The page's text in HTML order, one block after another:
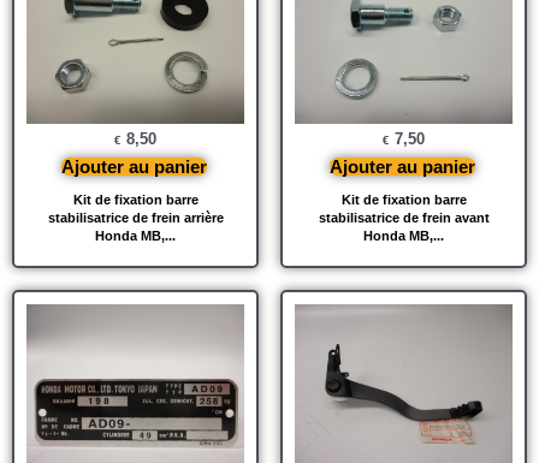
Kit de fixation barre
stabilisatrice de frein arrière
Honda MB,...
€ 8,50
Ajouter au panier
Kit de fixation barre
stabilisatrice de frein avant
Honda MB,...
€ 7,50
Ajouter au panier